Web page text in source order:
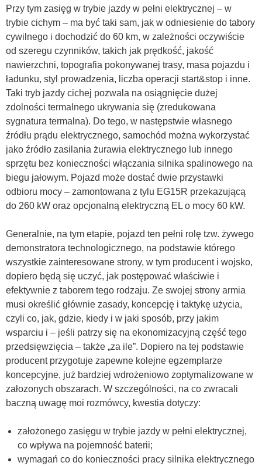
Przy tym zasięg w trybie jazdy w pełni elektrycznej – w
trybie cichym – ma być taki sam, jak w odniesienie do tabory
cywilnego i dochodzić do 60 km, w zależności oczywiście
od szeregu czynników, takich jak prędkość, jakość
nawierzchni, topografia pokonywanej trasy, masa pojazdu i
ładunku, styl prowadzenia, liczba operacji start&stop i inne.
Taki tryb jazdy cichej pozwala na osiągnięcie dużej
zdolności termalnego ukrywania się (zredukowana
sygnatura termalna). Do tego, w następstwie własnego
źródłu prądu elektrycznego, samochód można wykorzystać
jako źródło zasilania żurawia elektrycznego lub innego
sprzętu bez konieczności włączania silnika spalinowego na
biegu jałowym. Pojazd może dostać dwie przystawki
odbioru mocy – zamontowana z tylu EG15R przekazującą
do 260 kW oraz opcjonalną elektryczną EL o mocy 60 kW.
Generalnie, na tym etapie, pojazd ten pełni rolę tzw. żywego
demonstratora technologicznego, na podstawie którego
wszystkie zainteresowane strony, w tym producent i wojsko,
dopiero będą się uczyć, jak postępować właściwie i
efektywnie z taborem tego rodzaju. Ze swojej strony armia
musi określić głównie zasady, koncepcję i taktykę użycia,
czyli co, jak, gdzie, kiedy i w jaki sposób, przy jakim
wsparciu i – jeśli patrzy się na ekonomizacyjną część tego
przedsięwzięcia – także „za ile”. Dopiero na tej podstawie
producent przygotuje zapewne kolejne egzemplarze
koncepcyjne, już bardziej wdrożeniowo zoptymalizowane w
załozonych obszarach. W szczególności, na co zwracali
baczną uwagę moi rozmówcy, kwestia dotyczy:
założonego zasięgu w trybie jazdy w pełni elektrycznej,
co wpływa na pojemność baterii;
wymagań co do konieczności pracy silnika elektrycznego